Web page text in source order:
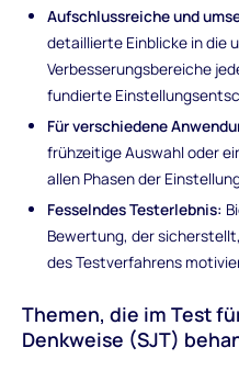
Aufschlussreiche und
detaillierte Einblicke in die
Verbesserungsbereiche
fundierte
Für verschiedene
frühzeitige Auswahl oder
allen Phasen der
Fesselndes Testerlebnis:
Bewertung, der
des Testverfahrens
Themen, die im Test
Denkweise (SJT)